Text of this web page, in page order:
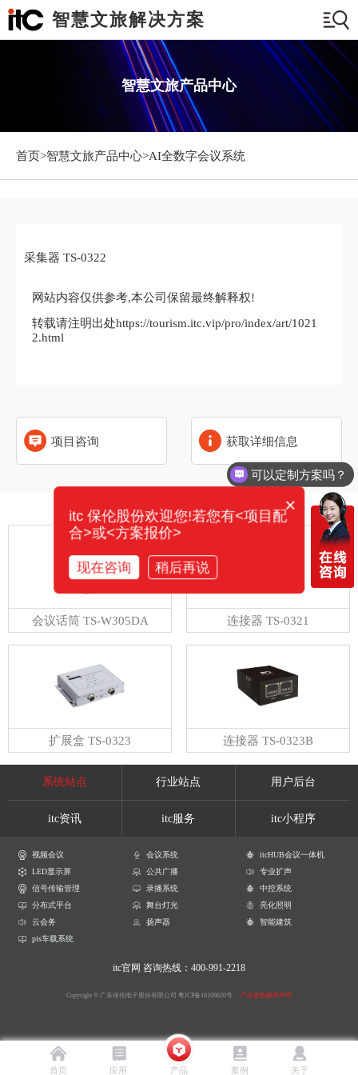
智慧文旅解决方案
智慧文旅产品中心
首页>智慧文旅产品中心>AI全数字会议系统
采集器 TS-0322
网站内容仅供参考,本公司保留最终解释权!
转载请注明出处https://tourism.itc.vip/pro/index/art/1021
2.html
项目咨询 获取详细信息
相关产品
会议话筒 TS-W305DA 连接器 TS-0321
扩展盒 TS-0323 连接器 TS-0323B
系统站点 行业站点 用户后台
itc资讯 itc服务 itc小程序
视频会议 会议系统
itcHUB会议一体机
LED显示屏
公共广播
专业扩声
信号传输管理
录播系统
中控系统
分布式平台
舞台灯光
亮化照明
云会务
扬声器
智能建筑
pis车载系统
itc官网 咨询热线：400-991-2218
Copyright © 广东保伦电子股份有限公司 粤ICP备16106620号 产品参数解释声明
首页 应用 产品 案例 关于
可以定制方案吗？
×
itc 保伦股份欢迎您!若您有<项目配
合>或<方案报价>
现在咨询 稍后再说